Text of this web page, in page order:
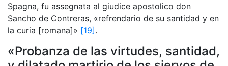
Spagna, fu assegnata al giudice apostolico don
Sancho de Contreras, «refrendario de su santidad y en
la curia [romana]» [19] .
«Probanza de las virtudes, santidad,